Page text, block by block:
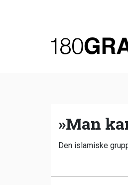
»Man
Den islamiske